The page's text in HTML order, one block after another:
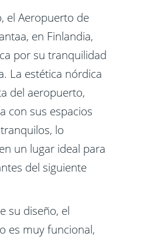
el Aeropuerto de
en Finlandia,
por su tranquilidad
La estética nórdica
del aeropuerto,
con sus espacios
lo
un lugar ideal para
del siguiente
su diseño, el
es muy funcional,